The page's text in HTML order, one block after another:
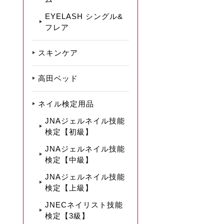
EYELASH シングル&
フレア
スキンケア
高田ベッド
ネイル検定用品
JNAジェルネイル技能
検定【初級】
JNAジェルネイル技能
検定【中級】
JNAジェルネイル技能
検定【上級】
JNECネイリスト技能
検定【3級】